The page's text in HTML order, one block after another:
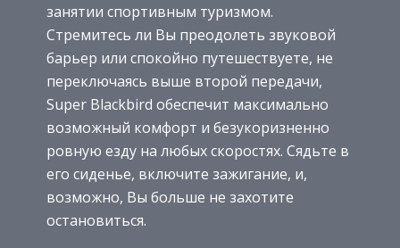
занятии спортивным туризмом.
Стремитесь ли Вы преодолеть звуковой
барьер или спокойно путешествуете, не
переключаясь выше второй передачи,
Super Blackbird обеспечит максимально
возможный комфорт и безукоризненно
ровную езду на любых скоростях. Сядьте в
его сиденье, включите зажигание, и,
возможно, Вы больше не захотите
остановиться.